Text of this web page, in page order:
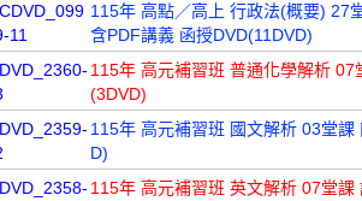
CDVD_099
11
115年 高點／高上 行政法(概要) 27
含PDF講義 函授DVD(11DVD)
DVD_2360- 115年 高元補習班 普通化學解析
(3DVD)
DVD_2359- 115年 高元補習班 國文解析 03堂
D)
DVD_2358- 115年 高元補習班 英文解析 07堂